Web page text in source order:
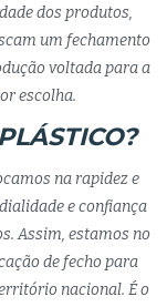
dos produtos,
um fechamento
voltada para a
escolha.
na rapidez e
e confiança
Assim, estamos no
de fecho para
nacional. É o